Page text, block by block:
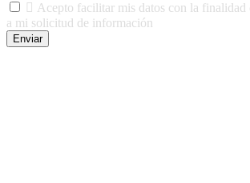
 Acepto facilitar mis datos con la finalidad
a mi solicitud de información
Enviar